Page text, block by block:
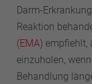
Darm-
Reaktion
(EMA) empfiehlt,
einzuholen,
Behandlung